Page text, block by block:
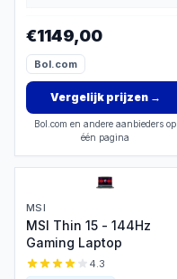
€1149,00
Bol.com
Vergelijk prijzen→
Bol.com en andere aanbieders op
één pagina
MSI
MSI Thin 15 - 144Hz
Gaming Laptop
4.3